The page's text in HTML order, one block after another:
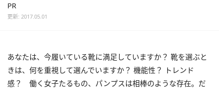
PR
更新: 2017.05.01
あなたは、今履いている靴に満足していますか？ 靴を選ぶと
きは、何を重視して選んでいますか？ 機能性？ トレンド
感？ 働く女子たるもの、パンプスは相棒のような存在。だ